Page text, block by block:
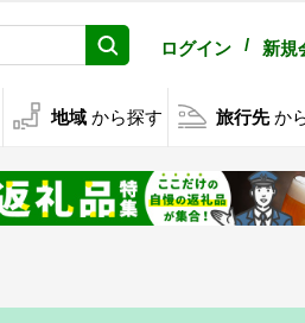
ログイン / 新規
地域 から探す 旅行先 か